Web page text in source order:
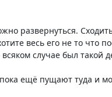
развернуться.
весь его не то
случае был
ещё пущают туда и